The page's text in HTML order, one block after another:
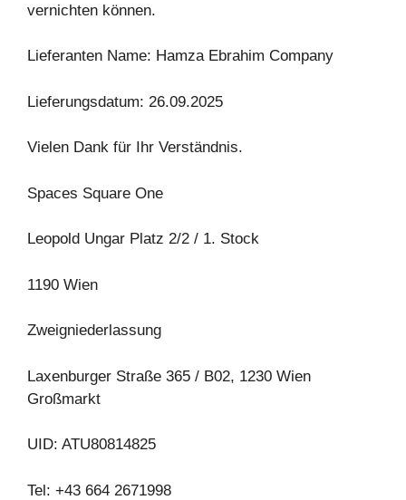
vernichten können.
Lieferanten Name: Hamza Ebrahim Company
Lieferungsdatum: 26.09.2025
Vielen Dank für Ihr Verständnis.
Spaces Square One
Leopold Ungar Platz 2/2 / 1. Stock
1190 Wien
Zweigniederlassung
Laxenburger Straße 365 / B02, 1230 Wien
Großmarkt
UID: ATU80814825
Tel: +43 664 2671998